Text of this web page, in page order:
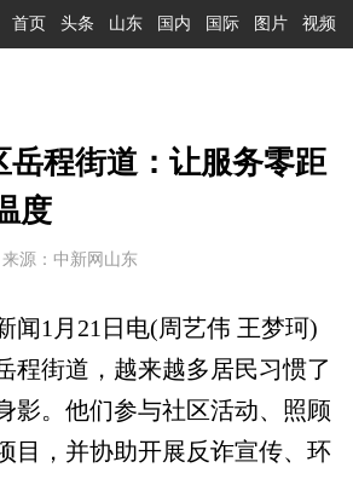
首页 头条 山东 国内 国际 图片 视频
岳程街道：让服务零距
度
源：中新网山东
1月21日电(周艺伟 王梦珂)
程街道，越来越多居民习惯了
影。他们参与社区活动、照顾
目，并协助开展反诈宣传、环